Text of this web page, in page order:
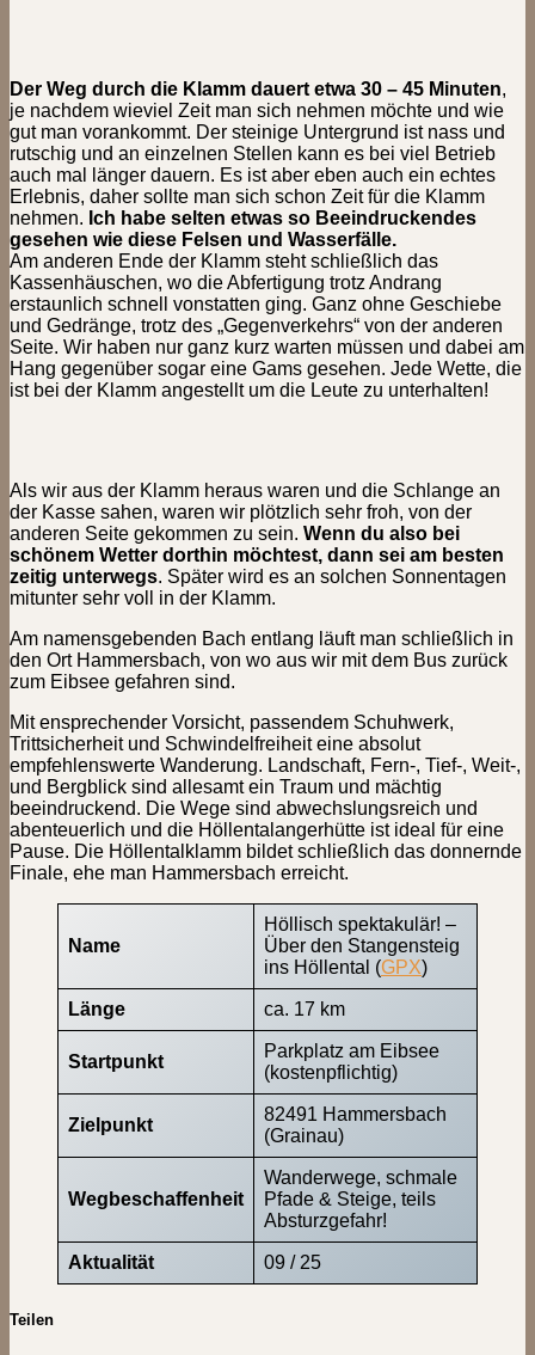
Der Weg durch die Klamm dauert etwa 30 – 45 Minuten,
je nachdem wieviel Zeit man sich nehmen möchte und wie
gut man vorankommt. Der steinige Untergrund ist nass und
rutschig und an einzelnen Stellen kann es bei viel Betrieb
auch mal länger dauern. Es ist aber eben auch ein echtes
Erlebnis, daher sollte man sich schon Zeit für die Klamm
nehmen. Ich habe selten etwas so Beeindruckendes
gesehen wie diese Felsen und Wasserfälle.
Am anderen Ende der Klamm steht schließlich das
Kassenhäuschen, wo die Abfertigung trotz Andrang
erstaunlich schnell vonstatten ging. Ganz ohne Geschiebe
und Gedränge, trotz des „Gegenverkehrs“ von der anderen
Seite. Wir haben nur ganz kurz warten müssen und dabei am
Hang gegenüber sogar eine Gams gesehen. Jede Wette, die
ist bei der Klamm angestellt um die Leute zu unterhalten!
Als wir aus der Klamm heraus waren und die Schlange an
der Kasse sahen, waren wir plötzlich sehr froh, von der
anderen Seite gekommen zu sein. Wenn du also bei
schönem Wetter dorthin möchtest, dann sei am besten
zeitig unterwegs. Später wird es an solchen Sonnentagen
mitunter sehr voll in der Klamm.
Am namensgebenden Bach entlang läuft man schließlich in
den Ort Hammersbach, von wo aus wir mit dem Bus zurück
zum Eibsee gefahren sind.
Mit ensprechender Vorsicht, passendem Schuhwerk,
Trittsicherheit und Schwindelfreiheit eine absolut
empfehlenswerte Wanderung. Landschaft, Fern-, Tief-, Weit-,
und Bergblick sind allesamt ein Traum und mächtig
beeindruckend. Die Wege sind abwechslungsreich und
abenteuerlich und die Höllentalangerhütte ist ideal für eine
Pause. Die Höllentalklamm bildet schließlich das donnernde
Finale, ehe man Hammersbach erreicht.
Name
Höllisch spektakulär! –
Über den Stangensteig
ins Höllental (GPX)
Länge ca. 17 km
Startpunkt
Parkplatz am Eibsee
(kostenpflichtig)
Zielpunkt
82491 Hammersbach
(Grainau)
Wegbeschaffenheit
Wanderwege, schmale
Pfade & Steige, teils
Absturzgefahr!
Aktualität 09 / 25
Teilen